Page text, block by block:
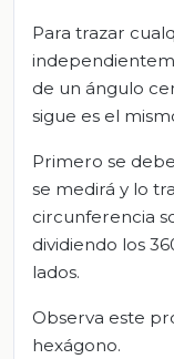
Para trazar
de un ángulo
sigue es el
Primero se
se medirá y lo
circunferencia
dividiendo los
lados.
Observa este
hexágono.